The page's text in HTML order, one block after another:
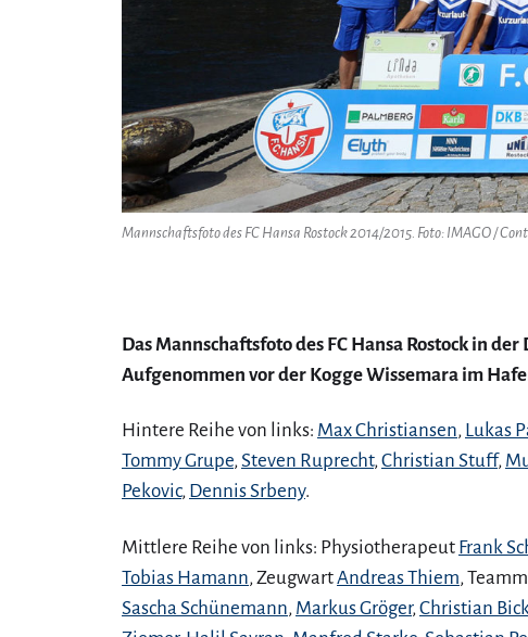
Mannschaftsfoto des FC Hansa Rostock 2014/2015. Foto: IMAGO /
Das Mannschaftsfoto des FC Hansa Rostock in
Aufgenommen vor der Kogge Wissemara im
Hintere Reihe von links: Max Christiansen, Lukas
Tommy Grupe,Steven Ruprecht,Christian Stuff,
Pekovic, Dennis Srbeny.
Mittlere Reihe von links: Physiotherapeut Frank
Tobias Hamann, ZeugwartAndreas Thiem,
Sascha Schünemann, Markus Gröger, Christian